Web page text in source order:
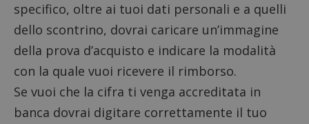
specifico, oltre ai tuoi dati personali e a quelli
dello scontrino, dovrai caricare un’immagine
della prova d’acquisto e indicare la modalità
con la quale vuoi ricevere il rimborso.
Se vuoi che la cifra ti venga accreditata in
banca dovrai digitare correttamente il tuo